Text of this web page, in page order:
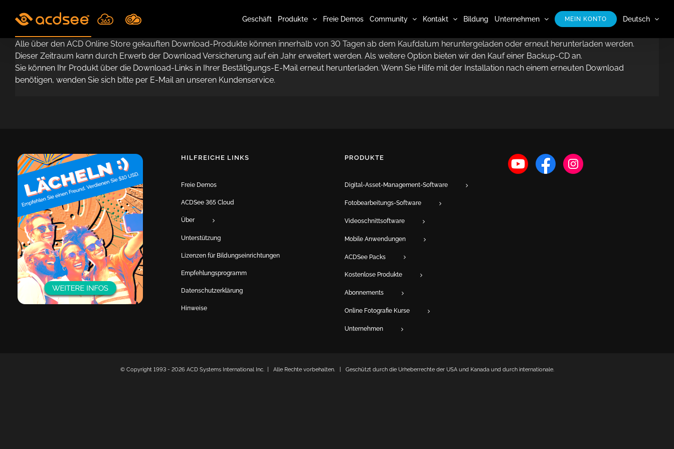
Geschäft Produkte Freie Demos Community Kontakt Bildung Unternehmen MEIN KONTO Deutsch
Alle über den ACD Online Store gekauften Download-Produkte können innerhalb von 30 Tagen ab dem Kaufdatum heruntergeladen oder erneut herunterladen werden.
Dieser Zeitraum kann durch Erwerb der Download Versicherung auf ein Jahr erweitert werden. Als weitere Option bieten wir den Kauf einer Backup-CD an.
Sie können Ihr Produkt über die Download-Links in Ihrer Bestätigungs-E-Mail erneut herunterladen. Wenn Sie Hilfe mit der Installation nach einem erneuten Download
benötigen, wenden Sie sich bitte per E-Mail an unseren Kundenservice.
HILFREICHE LINKS
Freie Demos
ACDSee 365 Cloud
Über
Unterstützung
Lizenzen für Bildungseinrichtungen
Empfehlungsprogramm
Datenschutzerklärung
Hinweise
PRODUKTE
Digital-Asset-Management-Software
Fotobearbeitungs-Software
Videoschnittsoftware
Mobile Anwendungen
ACDSee Packs
Kostenlose Produkte
Abonnements
Online Fotografie Kurse
Unternehmen
© Copyright 1993 - 2026 ACD Systems International Inc. | Alle Rechte vorbehalten. | Geschützt durch die Urheberrechte der USA und Kanada und durch internationale.